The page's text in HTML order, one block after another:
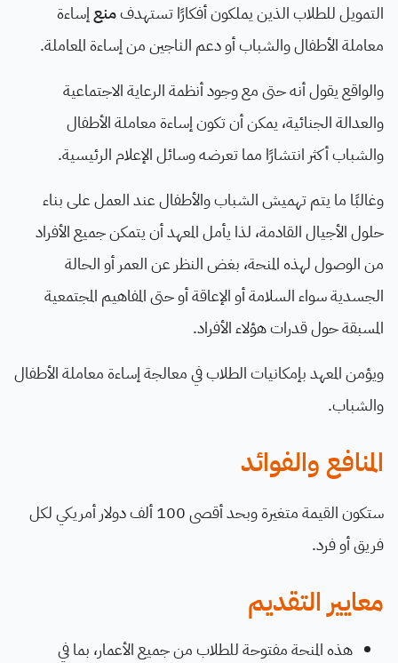
التمويل للطلاب الذين يملكون أفكارًا تستهدفمنعإساءة
معاملة الأطفال والشباب أو دعم الناجين من إساءة المعاملة.
والواقع يقول أنه حتى مع وجود أنظمة الرعاية الاجتماعية
والعدالة الجنائية، يمكن أن تكون إساءة معاملة الأطفال
والشباب أكثر انتشارًا مما تعرضه وسائل الإعلام الرئيسية.
وغالبًا ما يتم تهميش الشباب والأطفال عند العمل على بناء
حلول الأجيال القادمة، لذا يأمل المعهد أن يتمكن جميع الأفراد
من الوصول لهذه المنحة، بغض النظر عن العمر أو الحالة
الجسدية سواء السلامة أو الإعاقة أو حتى المفاهيم المجتمعية
المسبقة حول قدرات هؤلاء الأفراد.
ويؤمن المعهد بإمكانيات الطلاب في معالجة إساءة معاملة الأطفال
والشباب.
المنافع والفوائد
ستكون القيمة متغيرة وبحد أقصى 100 ألف دولار أمريكي لكل
فريق أو فرد.
معايير التقديم
هذه المنحة مفتوحة للطلاب من جميع الأعمار، بما في